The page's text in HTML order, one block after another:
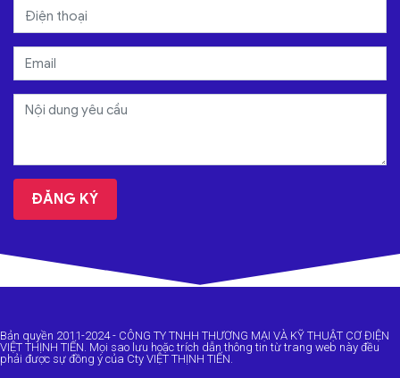
Bản quyền 2011-2024 - CÔNG TY TNHH THƯƠNG MẠI VÀ KỸ THUẬT CƠ ĐIỆN
VIỆT THỊNH TIẾN. Mọi sao lưu hoặc trích dẫn thông tin từ trang web này đều
phải được sự đồng ý của Cty VIỆT THỊNH TIẾN.